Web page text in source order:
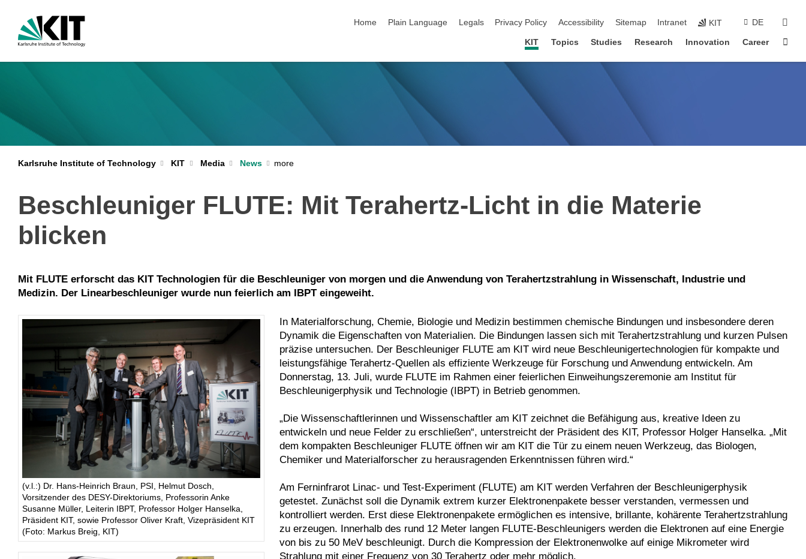
Home
Plain Language Legals Privacy Policy Accessibility Sitemap Intranet KIT DE
KIT Topics Studies Research Innovation Career
Karlsruhe Institute of Technology KIT Media News
Beschleuniger FLUTE: Mit Terahertz-Licht in die Materie
blicken
Mit FLUTE erforscht das KIT Technologien für die Beschleuniger von morgen und die Anwendung von Terahertzstrahlung in Wissenschaft, Industrie und
Medizin. Der Linearbeschleuniger wurde nun feierlich am IBPT eingeweiht.
(v.l.:) Dr. Hans-Heinrich Braun, PSI, Helmut Dosch,
Vorsitzender des DESY-Direktoriums, Professorin Anke
Susanne Müller, Leiterin IBPT, Professor Holger Hanselka,
Präsident KIT, sowie Professor Oliver Kraft, Vizepräsident KIT
(Foto: Markus Breig, KIT)
In Materialforschung, Chemie, Biologie und Medizin bestimmen chemische Bindungen und insbesondere deren
Dynamik die Eigenschaften von Materialien. Die Bindungen lassen sich mit Terahertzstrahlung und kurzen Pulsen
präzise untersuchen. Der Beschleuniger FLUTE am KIT wird neue Beschleunigertechnologien für kompakte und
leistungsfähige Terahertz-Quellen als effiziente Werkzeuge für Forschung und Anwendung entwickeln. Am
Donnerstag, 13. Juli, wurde FLUTE im Rahmen einer feierlichen Einweihungszeremonie am Institut für
Beschleunigerphysik und Technologie (IBPT) in Betrieb genommen.
„Die Wissenschaftlerinnen und Wissenschaftler am KIT zeichnet die Befähigung aus, kreative Ideen zu
entwickeln und neue Felder zu erschließen“, unterstreicht der Präsident des KIT, Professor Holger Hanselka. „Mit
dem kompakten Beschleuniger FLUTE öffnen wir am KIT die Tür zu einem neuen Werkzeug, das Biologen,
Chemiker und Materialforscher zu herausragenden Erkenntnissen führen wird.“
Am Ferninfrarot Linac- und Test-Experiment (FLUTE) am KIT werden Verfahren der Beschleunigerphysik
getestet. Zunächst soll die Dynamik extrem kurzer Elektronenpakete besser verstanden, vermessen und
kontrolliert werden. Erst diese Elektronenpakete ermöglichen es intensive, brillante, kohärente Terahertzstrahlung
zu erzeugen. Innerhalb des rund 12 Meter langen FLUTE-Beschleunigers werden die Elektronen auf eine Energie
von bis zu 50 MeV beschleunigt. Durch die Kompression der Elektronenwolke auf einige Mikrometer wird
Strahlung mit einer Frequenz von 30 Terahertz oder mehr möglich.